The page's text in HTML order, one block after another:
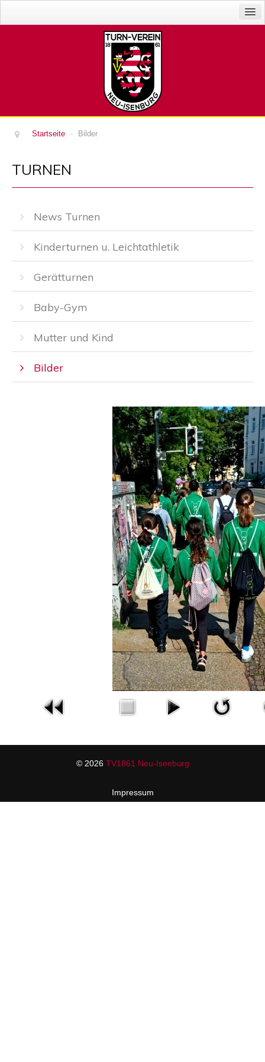
Sponsoren
Login
Startseite - Bilder
TURNEN
News Turnen
Kinderturnen u. Leichtathletik
Gerätturnen
Baby-Gym
Mutter und Kind
Bilder
© 2026 TV1861 Neu-Isenburg
Impressum